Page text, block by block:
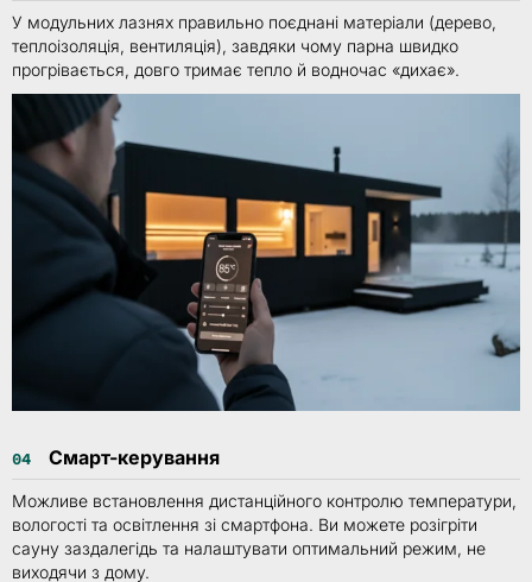
У модульних лазнях правильно поєднані матеріали (дерево,
теплоізоляція, вентиляція), завдяки чому парна швидко
прогрівається, довго тримає тепло й водночас «дихає».
04 Смарт-керування
Можливе встановлення дистанційного контролю температури,
вологості та освітлення зі смартфона. Ви можете розігріти
сауну заздалегідь та налаштувати оптимальний режим, не
виходячи з дому.